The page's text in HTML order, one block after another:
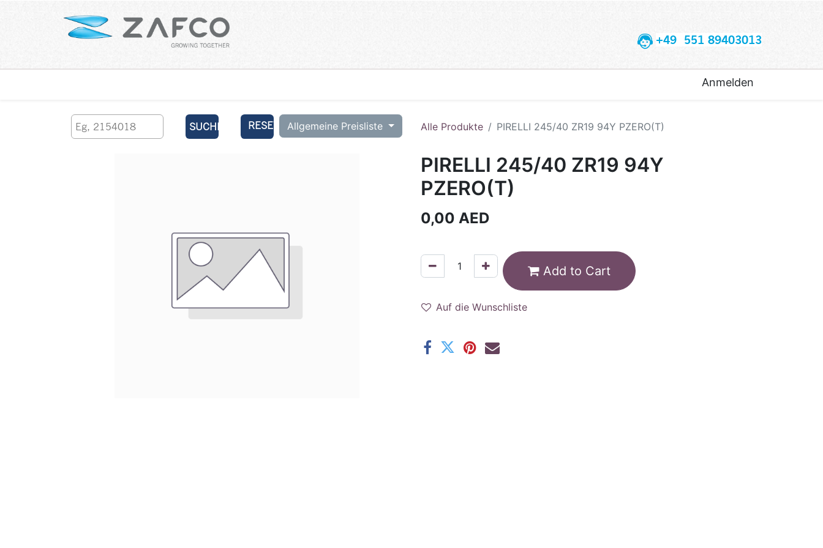
+49 551 89403013
Anmelden
SUCHEN RESET Allgemeine Preisliste Alle Produkte PIRELLI 245/40 ZR19 94Y PZERO(T)
PIRELLI 245/40 ZR19 94Y
PZERO(T)
0,00 AED
Add to Cart
Auf die Wunschliste